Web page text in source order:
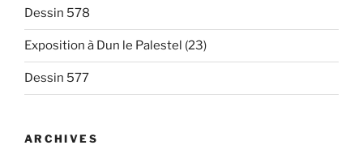
Dessin 578
Exposition à Dun le Palestel (23)
Dessin 577
ARCHIVES